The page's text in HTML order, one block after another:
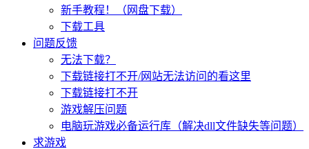
新手教程！（网盘下载）
下载工具
问题反馈
无法下载？
下载链接打不开/网站无法访问的看这里
下载链接打不开
游戏解压问题
电脑玩游戏必备运行库（解决dll文件缺失等问题）
求游戏